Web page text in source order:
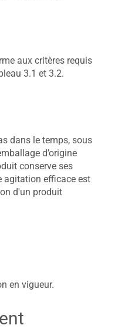
aux critères requis
3.1 et 3.2.
dans le temps, sous
d’origine
conserve ses
agitation efficace est
d'un produit
en vigueur.